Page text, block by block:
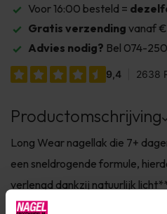
Voor 16:00 besteld =
Gratis verzending vanaf
Advies nodig? Bel 074-
Productomschrijving
Long Wear nagellak die 7+
een sneldrogende formule,
verlengd dankzij natuurlijk
en vitamine E voor de